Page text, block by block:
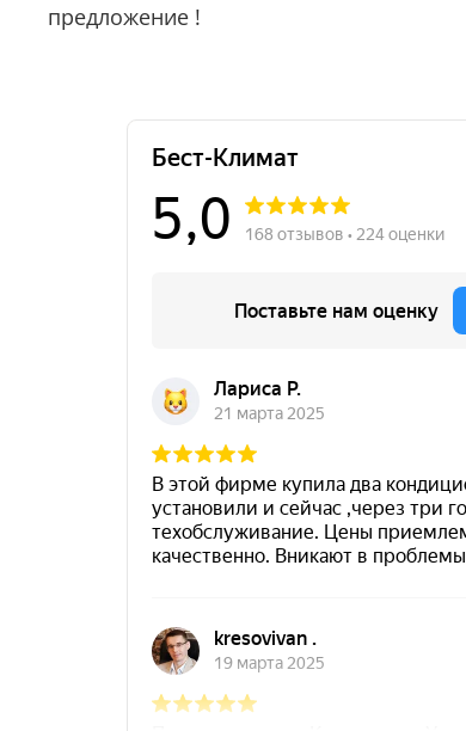
предложение !